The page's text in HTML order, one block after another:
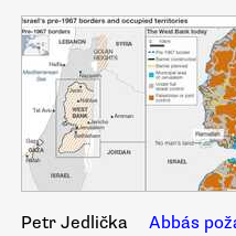
Petr Jedlička
Abbás